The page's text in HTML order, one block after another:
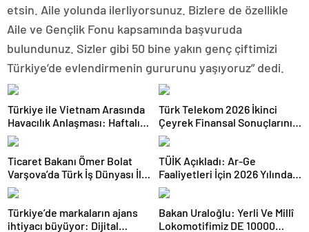
etsin. Aile yolunda ilerliyorsunuz. Bizlere de özellikle
Aile ve Gençlik Fonu kapsamında başvuruda
bulundunuz. Sizler gibi 50 bine yakın genç çiftimizi
Türkiye’de evlendirmenin gururunu yaşıyoruz” dedi.
Türkiye ile Vietnam Arasında
Havacılık Anlaşması: Haftalık
Sefer Sayısı 42’ye Yükseldi
Türk Telekom 2026 İkinci
Çeyrek Finansal Sonuçlarını
Açıkladı: Yarı Yıl Geliri 142
Milyar TL’yi Aştı
Ticaret Bakanı Ömer Bolat
Varşova’da Türk İş Dünyası İle
Buluştu: Ticaret Hacmi 12,5
Milyar Dolara Ulaştı
TÜİK Açıkladı: Ar-Ge
Faaliyetleri İçin 2026 Yılında
308 Milyar Lira Tahsis Edildi
Türkiye’de markaların ajans
ihtiyacı büyüyor: Dijital
Bakan Uraloğlu: Yerli Ve Millî
Lokomotifimiz DE 10000